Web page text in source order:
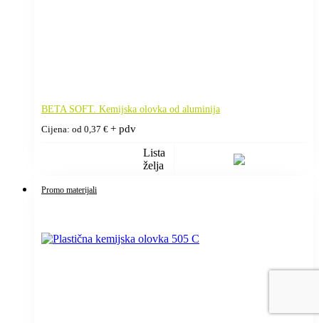
BETA SOFT. Kemijska olovka od aluminija
Cijena: od 0,37 € + pdv
Lista
želja
Promo materijali